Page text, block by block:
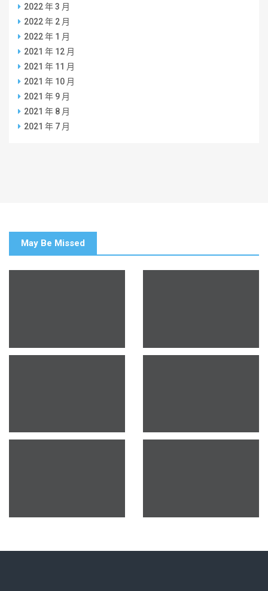
2022 年 3 月
2022 年 2 月
2022 年 1 月
2021 年 12 月
2021 年 11 月
2021 年 10 月
2021 年 9 月
2021 年 8 月
2021 年 7 月
May Be Missed